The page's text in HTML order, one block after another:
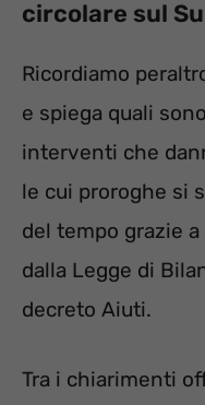
circolare sul
Ricordiamo
e spiega quali
interventi che
le cui proroghe si
del tempo grazie
dalla Legge di
decreto Aiuti.
Tra i chiarimenti